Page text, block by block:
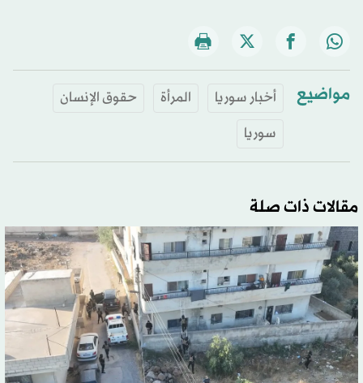
مواضيع أخبار سوريا المرأة
حقوق الإنسان
سوريا
مقالات ذات صلة